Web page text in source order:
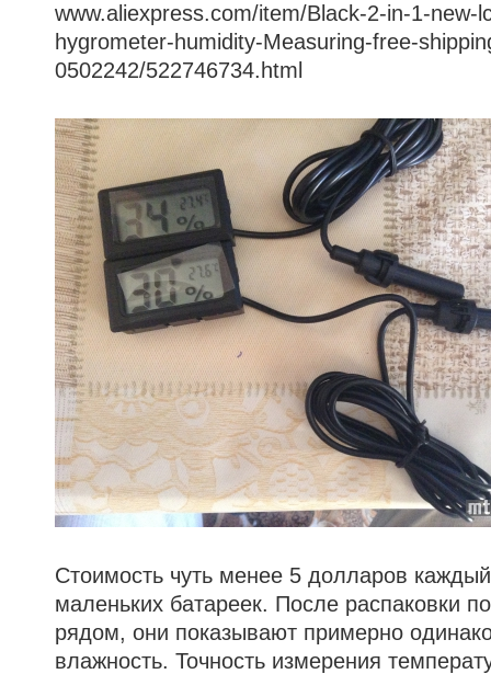
www.aliexpress.com/item/Black-2-in-1-new-
hygrometer-humidity-Measuring-free-
0502242/522746734.html
Стоимость чуть менее 5 долларов
маленьких батареек. После распаковки
рядом, они показывают примерно
влажность. Точность измерения